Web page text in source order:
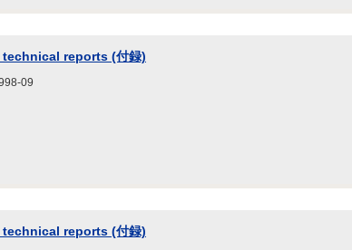
reports (付録)
09
reports (付録)